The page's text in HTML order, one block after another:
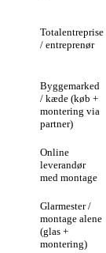
Totalentreprise
/ entreprenør
Byggemarked
/ kæde (køb +
montering via
partner)
Online
leverandør
med montage
Glarmester /
montage alene
(glas +
montering)